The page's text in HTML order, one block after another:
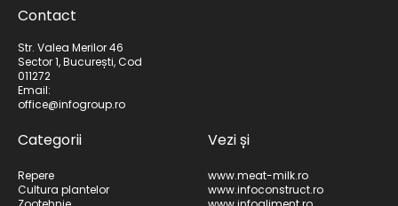
Contact
Str. Valea Merilor 46
Sector 1, București, Cod
011272
Email:
office@infogroup.ro
Categorii
Repere
Cultura plantelor
Vezi și
www.meat-milk.ro
www.infoconstruct.ro